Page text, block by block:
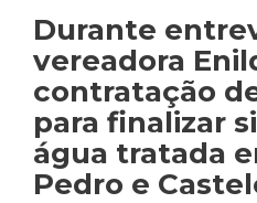
Durante
vereadora
contratação
para finalizar
água tratada
Pedro e